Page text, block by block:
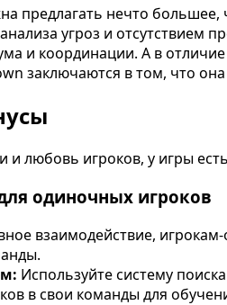
предлагать нечто
угроз и отсутствием
и координации. А в
заключаются в том, что
любовь игроков, у игры
одиночных игроков
взаимодействие,
Используйте систему
в свои команды для